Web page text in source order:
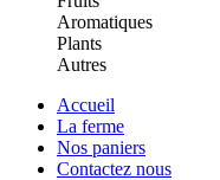
Aromatiques
Plants
Autres
Accueil
La ferme
Nos paniers
Contactez nous